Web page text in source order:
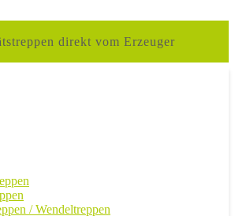
direkt vom Erzeuger
/ Wendeltreppen